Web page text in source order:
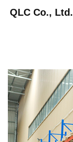
QLC Co., Ltd.